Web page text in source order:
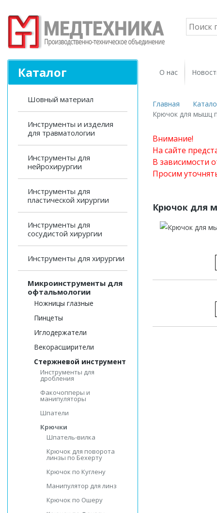
Каталог
Шовный материал
Инструменты и изделия
для травматологии
Инструменты для
нейрохирургии
Инструменты для
пластической хирургии
Инструменты для
сосудистой хирургии
Инструменты для хирургии
Микроинструменты для
офтальмологии
Ножницы глазные
Пинцеты
Иглодержатели
Векорасширители
Стержневой инструмент
Инструменты для
дробления
Факочопперы и
манипуляторы
Шпатели
Крючки
Шпатель-вилка
Крючок для поворота
линзы по Бехерту
Крючок по Куглену
Манипулятор для линз
Крючок по Ошеру
О нас
Главная
Крючок для мышц
Внимание!
На сайте
В зависимости
Просим
Крючок для